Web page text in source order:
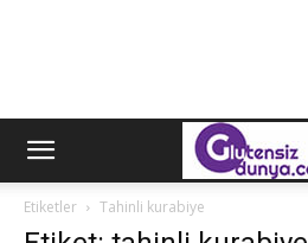
Etiketler Tahinli kurabiye